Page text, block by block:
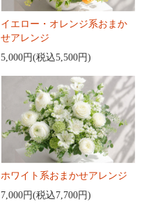
イエロー・オレンジ系おまか
せアレンジ
5,000円(税込5,500円)
ホワイト系おまかせアレンジ
7,000円(税込7,700円)